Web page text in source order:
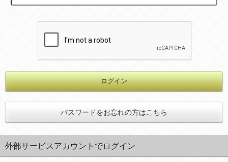
パスワードをお忘れの方はこちら
外部サービスアカウントでログイン